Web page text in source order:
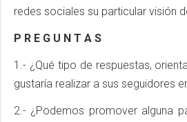
redes sociales su particular visión
P R E G U N T A S
1.- ¿Qué tipo de respuestas,
gustaría realizar a sus seguidores
2.- ¿Podemos promover alguna